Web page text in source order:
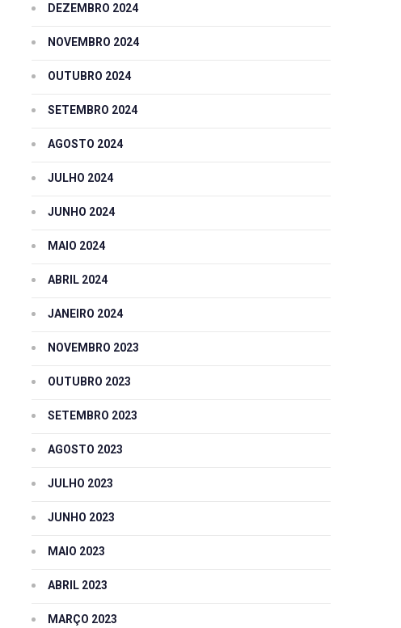
DEZEMBRO 2024
NOVEMBRO 2024
OUTUBRO 2024
SETEMBRO 2024
AGOSTO 2024
JULHO 2024
JUNHO 2024
MAIO 2024
ABRIL 2024
JANEIRO 2024
NOVEMBRO 2023
OUTUBRO 2023
SETEMBRO 2023
AGOSTO 2023
JULHO 2023
JUNHO 2023
MAIO 2023
ABRIL 2023
MARÇO 2023